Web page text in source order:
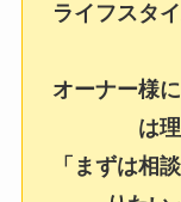
ライフスタ
オーナー様
は
「まずは相